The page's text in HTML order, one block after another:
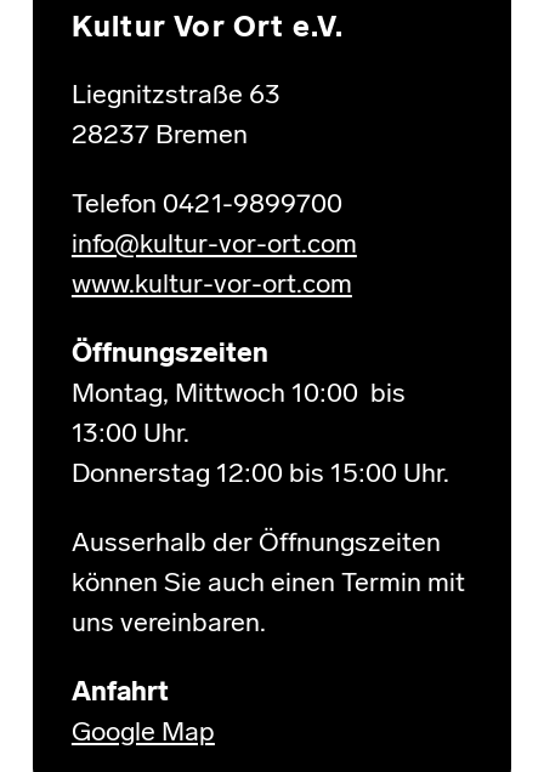
Kultur Vor Ort e.V.
Liegnitzstraße 63
28237 Bremen
Telefon 0421-9899700
info@kultur-vor-ort.com
www.kultur-vor-ort.com
Öffnungszeiten
Montag, Mittwoch 10:00 bis
13:00 Uhr.
Donnerstag 12:00 bis 15:00 Uhr.
Ausserhalb der Öffnungszeiten
können Sie auch einen Termin mit
uns vereinbaren.
Anfahrt
Google Map